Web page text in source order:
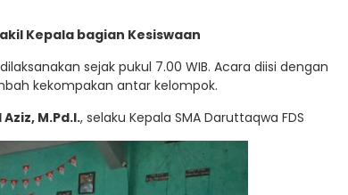
Kepala bagian Kesiswaan
sejak pukul 7.00 WIB. Acara diisi dengan
kekompakan antar kelompok.
M.Pd.I., selaku Kepala SMA Daruttaqwa FDS